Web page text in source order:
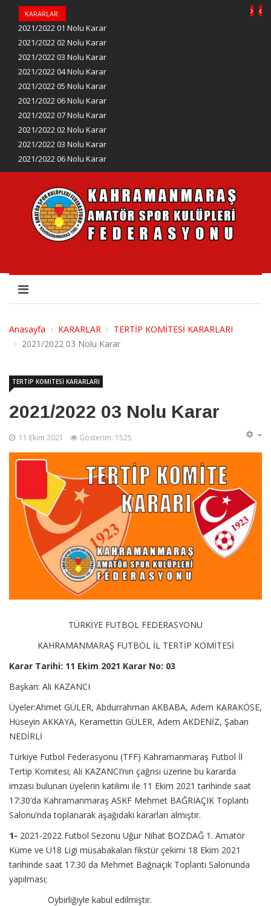
KARARLAR:
2021/2022 01 Nolu Karar
2021/2022 02 Nolu Karar
2021/2022 03 Nolu Karar
2021/2022 04 Nolu Karar
2021/2022 05 Nolu Karar
2021/2022 06 Nolu Karar
2021/2022 07 Nolu Karar
2021/2022 02 Nolu Karar
2021/2022 03 Nolu Karar
2021/2022 06 Nolu Karar
Anasayfa KARARLAR
TERTİP KOMİTESİ KARARLARI
2021/2022 03 Nolu Karar
2021/2022 03 Nolu Karar
TERTİP KOMİTESİ KARARLARI
11 Ekim 2021 Gösterim: 1525
TÜRKİYE FUTBOL FEDERASYONU
KAHRAMANMARAŞ FUTBOL İL TERTİP KOMİTESİ
Karar Tarihi: 11 Ekim 2021 Karar No: 03
Başkan: Ali KAZANCI
Üyeler:Ahmet GÜLER, Abdurrahman AKBABA, Adem KARAKÖSE,
Hüseyin AKKAYA, Keramettin GÜLER, Adem AKDENİZ, Şaban
NEDİRLİ
Türkiye Futbol Federasyonu (TFF) Kahramanmaraş Futbol İl
Tertip Komitesi; Ali KAZANCI’nın çağrısı üzerine bu kararda
imzası bulunan üyelerin katılımı ile 11 Ekim 2021 tarihinde saat
17:30’da Kahramanmaraş ASKF Mehmet BAĞRIAÇIK Toplantı
Salonu’nda toplanarak aşağıdaki kararları almıştır.
1- 2021-2022 Futbol Sezonu Uğur Nihat BOZDAĞ 1. Amatör
Küme ve U18 Ligi müsabakaları fikstür çekimi 18 Ekim 2021
tarihinde saat 17.30 da Mehmet Bağrıaçık Toplantı Salonunda
yapılması;
Oybirliğiyle kabul edilmiştir.